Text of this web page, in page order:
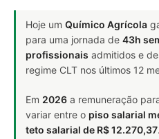
Hoje um Químico Agrícola
para uma jornada de 43h
profissionais admitidos e
regime CLT nos últimos 12
Em 2026 a remuneração
variar entre o piso salarial
teto salarial de R$ 12.270,37.